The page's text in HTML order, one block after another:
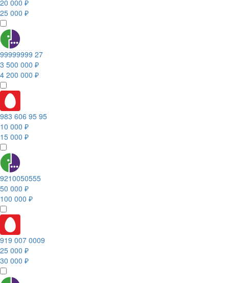
20 000 ₽
25 000 ₽
99999999 27
3 500 000 ₽
4 200 000 ₽
983 606 95 95
10 000 ₽
15 000 ₽
9210050555
50 000 ₽
100 000 ₽
919 007 0009
25 000 ₽
30 000 ₽